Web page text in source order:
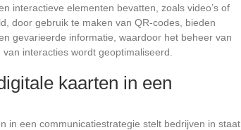
interactieve elementen bevatten, zoals video’s of
door gebruik te maken van QR-codes, bieden
gevarieerde informatie, waardoor het beheer van
interacties wordt geoptimaliseerd.
kaarten in een
in een communicatiestrategie stelt bedrijven in staat